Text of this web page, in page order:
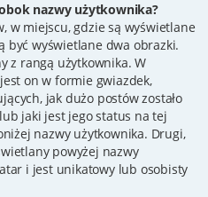
nazwy użytkownika?
w miejscu, gdzie są wyświetlane
być wyświetlane dwa obrazki.
z rangą użytkownika. W
on w formie gwiazdek,
jak dużo postów zostało
jaki jest jego status na tej
nazwy użytkownika. Drugi,
powyżej nazwy
i jest unikatowy lub osobisty